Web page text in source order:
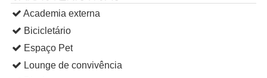
Academia externa
Bicicletário
Espaço Pet
Lounge de convivência